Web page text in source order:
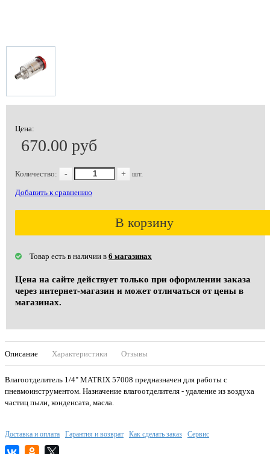
Цена:
670.00 руб
Количество: - + шт.
Добавить к сравнению
В корзину
Товар есть в наличии в 6 магазинах
Цена на сайте действует только при оформлении заказа
через интернет-магазин и может отличаться от цены в
магазинах.
Описание Характеристики Отзывы
Влагоотделитель 1/4" MATRIX 57008 предназначен для работы с
пневмоинструментом. Назначение влагоотделителя - удаление из воздуха
частиц пыли, конденсата, масла.
Доставка и оплата Гарантия и возврат Как сделать заказ Сервис